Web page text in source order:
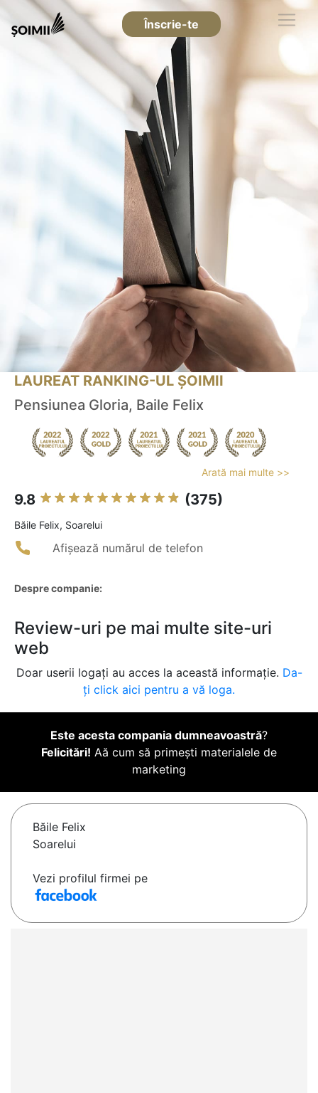
Înscrie-te
LAUREAT RANKING-UL ȘOIMII
Pensiunea Gloria, Baile Felix
Arată mai multe >>
9.8 (375)
Băile Felix, Soarelui
Afișează numărul de telefon
Despre companie:
Review-uri pe mai multe site-uri
web
Doar userii logați au acces la această informație. Da-
ți click aici pentru a vă loga.
Este acesta compania dumneavoastră?
Felicitări! Aă cum să primești materialele de
marketing
Băile Felix
Soarelui
Vezi profilul firmei pe